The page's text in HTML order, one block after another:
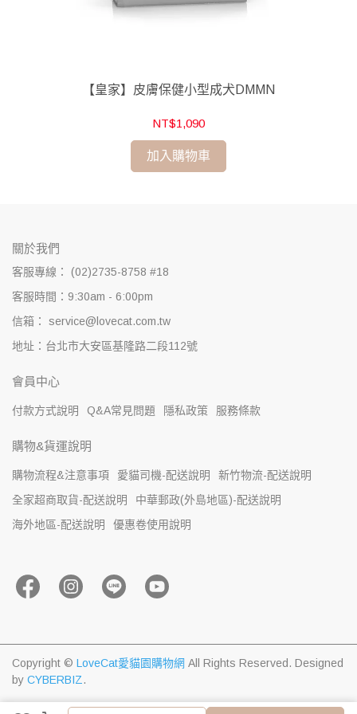
【皇家】皮膚保健小型成犬DMMN
NT$1,090
加入購物車
關於我們
客服專線： (02)2735-8758 #18
客服時間：9:30am - 6:00pm
信箱： service@lovecat.com.tw
地址：台北市大安區基隆路二段112號
會員中心
付款方式說明 Q&A常見問題 隱私政策 服務條款
購物&貨運說明
購物流程&注意事項 愛貓司機-配送說明
新竹物流-配送說明
全家超商取貨-配送說明
中華郵政(外島地區)-配送說明
海外地區-配送說明
優惠卷使用說明
Copyright © LoveCat愛貓園購物網 All Rights Reserved. Designed
by CYBERBIZ.